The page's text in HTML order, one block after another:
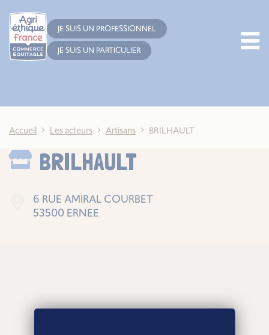
JE SUIS UN PROFESSIONNEL
JE SUIS UN PARTICULIER
Accueil Les acteurs Artisans BRILHAULT
BRILHAULT
6 RUE AMIRAL COURBET
53500 ERNEE